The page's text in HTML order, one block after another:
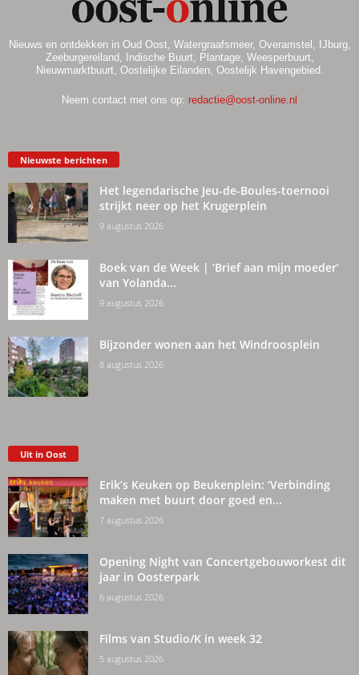
Nieuws en ontdekken in Oud Oost, Watergraafsmeer, Overamstel, IJburg,
Zeeburgereiland, Indische Buurt, Plantage, Weesperbuurt,
Nieuwmarktbuurt, Oostelijke Eilanden, Oostelijk Havengebied.
Neem contact met ons op: redactie@oost-online.nl
Nieuwste berichten
Het legendarische Jeu-de-Boules-toernooi
strijkt neer op het Krugerplein
9 augustus 2026
Boek van de Week | ‘Brief aan mijn moeder’
van Yolanda...
9 augustus 2026
Bijzonder wonen aan het Windroosplein
8 augustus 2026
Uit in Oost
Erik’s Keuken op Beukenplein: ‘Verbinding
maken met buurt door goed en...
7 augustus 2026
Opening Night van Concertgebouworkest dit
jaar in Oosterpark
6 augustus 2026
Films van Studio/K in week 32
5 augustus 2026